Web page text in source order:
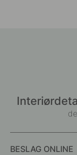
BESLAG ONLINE